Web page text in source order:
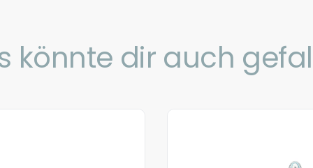
könnte dir auch